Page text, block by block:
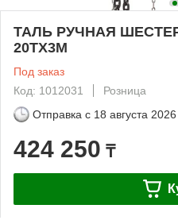
ТАЛЬ РУЧНАЯ
20ТХ3М
Под заказ
Код: 1012031
Розница
Отправка с 18 августа 2026
424 250 ₸